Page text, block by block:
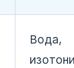
Вода,